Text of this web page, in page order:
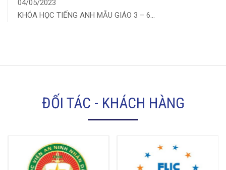
04/05/2023
KHÓA HỌC TIẾNG ANH MẪU GIÁO 3 – 6...
ĐỐI TÁC - KHÁCH HÀNG